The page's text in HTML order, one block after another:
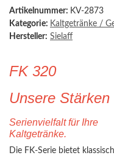
Artikelnummer: KV-2873
Kategorie: Kaltgetränke /
Hersteller: Sielaff
FK 320
Unsere
Serienvielfalt für Ihre
Kaltgetränke.
Die FK-Serie bietet